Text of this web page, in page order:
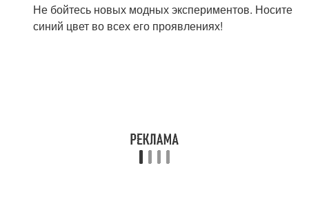
Не бойтесь новых модных экспериментов. Носите
синий цвет во всех его проявлениях!